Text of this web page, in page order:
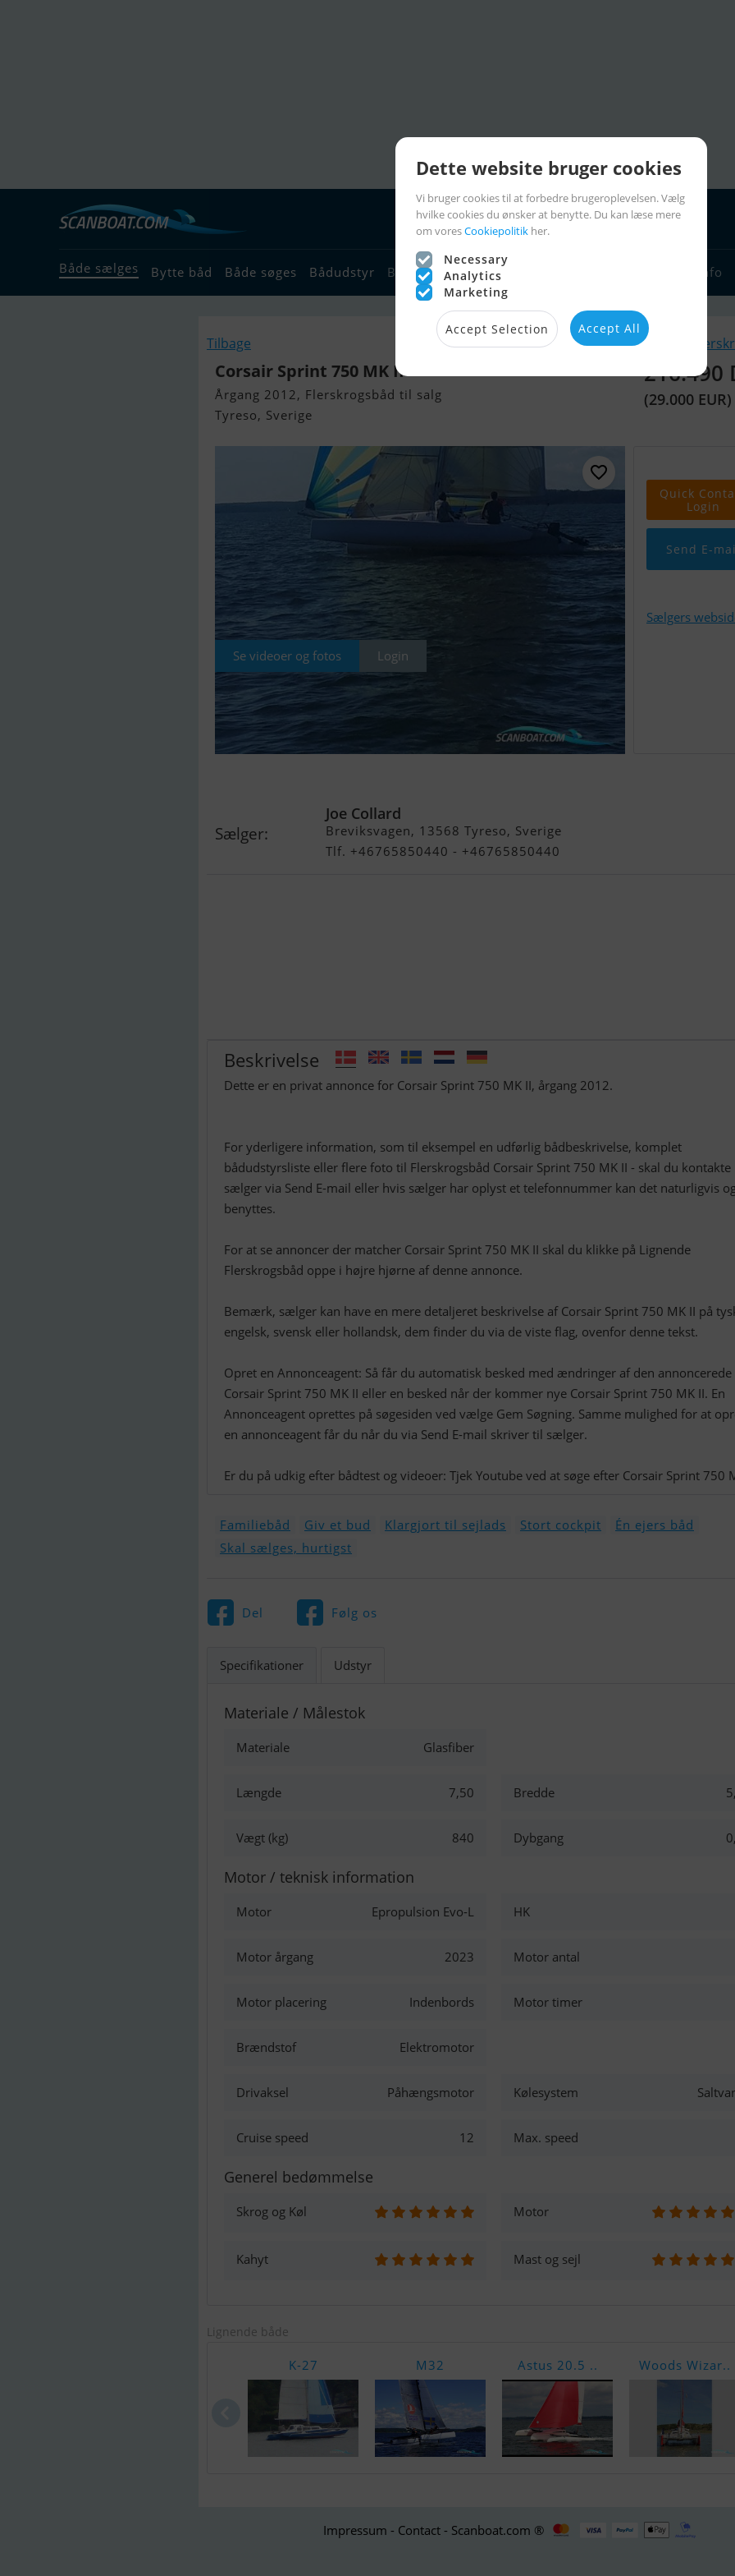
Både sælges Bytte båd Både søges Bådudstyr Bådforhandlere Sejlerlinks Sejlerinfo
Tilbage Lignende
Corsair Sprint 750 MK II
Årgang 2012, Flerskrogsbåd til salg
Tyreso, Sverige
216.490
(29.000 EUR)
Se videoer og fotos Login
Quick
Login
Send E-
Sælgers
Sælger:
Joe Collard
Breviksvagen, 13568 Tyreso, Sverige
Tlf. +46765850440 - +46765850440
Beskrivelse
Dette er en privat annonce for Corsair Sprint 750 MK II, årgang 2012.
For yderligere information, som til eksempel en udførlig bådbeskrivelse, komplet
bådudstyrsliste eller flere foto til Flerskrogsbåd Corsair Sprint 750 MK II - skal du kontakte
sælger via Send E-mail eller hvis sælger har oplyst et telefonnummer kan det naturligvis
benyttes.
For at se annoncer der matcher Corsair Sprint 750 MK II skal du klikke på Lignende
Flerskrogsbåd oppe i højre hjørne af denne annonce.
Bemærk, sælger kan have en mere detaljeret beskrivelse af Corsair Sprint 750 MK II på
engelsk, svensk eller hollandsk, dem finder du via de viste flag, ovenfor denne tekst.
Opret en Annonceagent: Så får du automatisk besked med ændringer af den annoncerede
Corsair Sprint 750 MK II eller en besked når der kommer nye Corsair Sprint 750 MK II. En
Annonceagent oprettes på søgesiden ved vælge Gem Søgning. Samme mulighed for at
en annonceagent får du når du via Send E-mail skriver til sælger.
Er du på udkig efter bådtest og videoer: Tjek Youtube ved at søge efter Corsair Sprint 750
Familiebåd Giv et bud Klargjort til sejlads Stort cockpit
Én ejers båd
Skal sælges, hurtigst
Del Følg os
Specifikationer Udstyr
Materiale / Målestok
Materiale Glasfiber
Længde 7,50 Bredde
Vægt (kg) 840 Dybgang
Motor / teknisk information
Motor Epropulsion Evo-L HK
Motor årgang 2023 Motor antal
Motor placering Indenbords Motor timer
Brændstof Elektromotor
Drivaksel Påhængsmotor Kølesystem
Cruise speed 12 Max. speed
Generel bedømmelse
Skrog og Køl Motor
Kahyt Mast og sejl
Lignende både
K-27 M32 Astus 20.5 .. Woods Wizar..
Impressum - Contact - Scanboat.com ®
Dette website bruger cookies
Vi bruger cookies til at forbedre brugeroplevelsen. Vælg
hvilke cookies du ønsker at benytte. Du kan læse mere
om voresCookiepolitik her.
Necessary
Analytics
Marketing
Accept Selection Accept All